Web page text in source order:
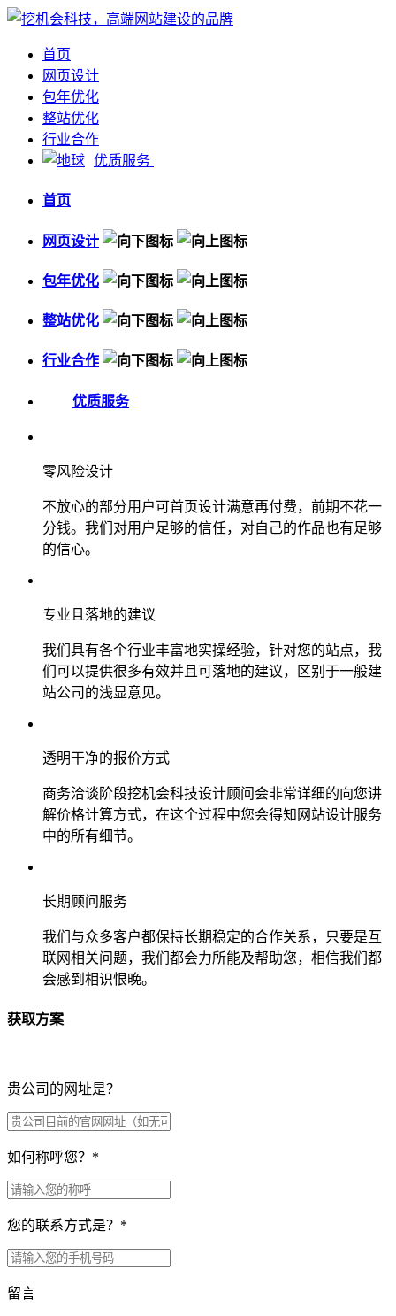
首页
网页设计
包年优化
整站优化
行业合作
优质服务
首页
网页设计
包年优化
整站优化
行业合作
优质服务
零风险设计
不放心的部分用户可首页设计满意再付费，前期不花一
分钱。我们对用户足够的信任，对自己的作品也有足够
的信心。
专业且落地的建议
我们具有各个行业丰富地实操经验，针对您的站点，我
们可以提供很多有效并且可落地的建议，区别于一般建
站公司的浅显意见。
透明干净的报价方式
商务洽谈阶段挖机会科技设计顾问会非常详细的向您讲
解价格计算方式，在这个过程中您会得知网站设计服务
中的所有细节。
长期顾问服务
我们与众多客户都保持长期稳定的合作关系，只要是互
联网相关问题，我们都会力所能及帮助您，相信我们都
会感到相识恨晚。
获取方案
贵公司的网址是？
如何称呼您？ *
您的联系方式是？ *
留言